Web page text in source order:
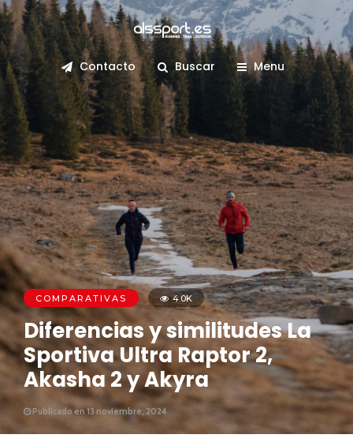
Contacto Buscar Menu
COMPARATIVAS 4.0K
Diferencias y similitudes La
Sportiva Ultra Raptor 2,
Akasha 2 y Akyra
Publicado en 13 noviembre, 2024